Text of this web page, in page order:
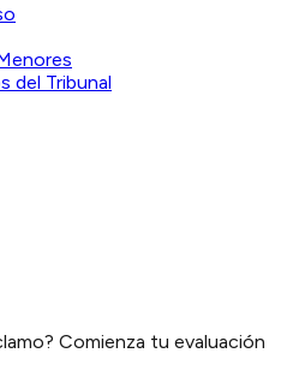
del Tribunal
Comienza tu evaluación